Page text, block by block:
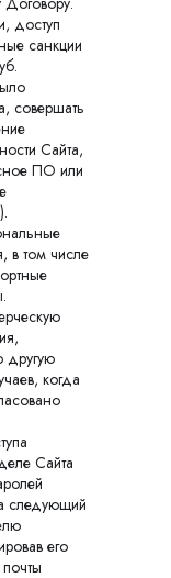
доступ
санкции
совершать
Сайта,
ПО или
в том числе
другую
когда
Сайта
следующий
его